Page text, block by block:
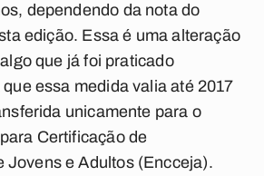
dependendo da nota do
edição. Essa é uma alteração
que já foi praticado
essa medida valia até 2017
unicamente para o
Certificação de
Jovens e Adultos (Encceja).